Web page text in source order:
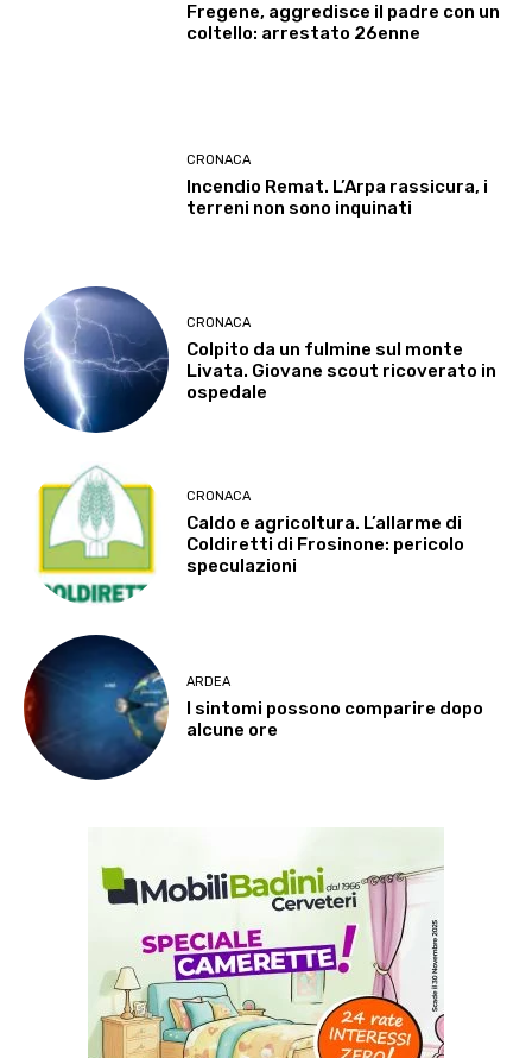
Fregene, aggredisce il padre con un
coltello: arrestato 26enne
CRONACA
Incendio Remat. L’Arpa rassicura, i
terreni non sono inquinati
CRONACA
Colpito da un fulmine sul monte
Livata. Giovane scout ricoverato in
ospedale
CRONACA
Caldo e agricoltura. L’allarme di
Coldiretti di Frosinone: pericolo
speculazioni
ARDEA
I sintomi possono comparire dopo
alcune ore